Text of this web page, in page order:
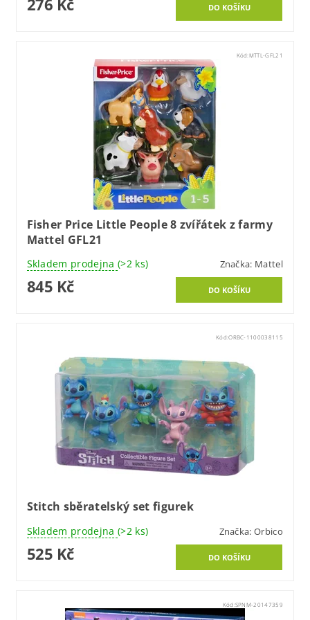
Kód: MTTL-GFL21
Fisher Price Little People 8 zvířátek z farmy
Mattel GFL21
Skladem prodejna (>2 ks) Značka: Mattel
845 Kč
Kód:ORBC-1100038115
Stitch sběratelský set figurek
Skladem prodejna (>2 ks) Značka:Orbico
525 Kč
Kód: SPNM-20147359